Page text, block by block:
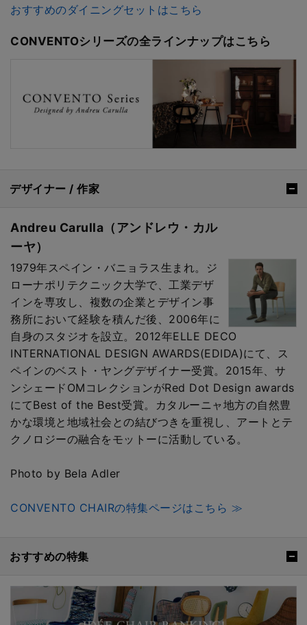
おすすめのダイニングセットはこちら
CONVENTOシリーズの全ラインナップはこちら
デザイナー / 作家
Andreu Carulla（アンドレウ・カル
ーヤ）
1979年スペイン・バニョラス生まれ。ジ
ローナポリテクニック大学で、工業デザ
インを専攻し、複数の企業とデザイン事
務所において経験を積んだ後、2006年に
自身のスタジオを設立。2012年ELLE DECO
INTERNATIONAL DESIGN AWARDS(EDIDA)にて、ス
ペインのベスト・ヤングデザイナー受賞。2015年、サ
ンシェードOMコレクションがRed Dot Design awards
にてBest of the Best受賞。カタルーニャ地方の自然豊
かな環境と地域社会との結びつきを重視し、アートとテ
クノロジーの融合をモットーに活動している。
Photo by Bela Adler
CONVENTO CHAIRの特集ページはこちら ≫
おすすめの特集